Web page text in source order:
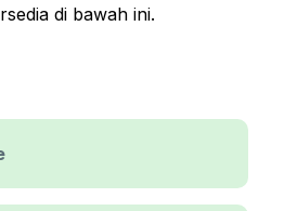
di bawah ini.